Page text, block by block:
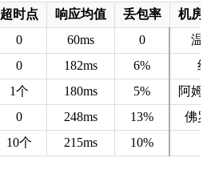
超时点 响应均值 丢包率
机房
0 60ms 0
温
0 182ms 6%
1个 180ms 5%
阿
0 248ms 13%
佛
10个 215ms 10%